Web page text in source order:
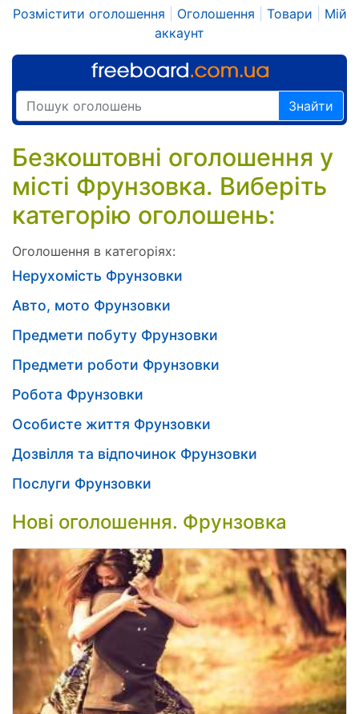
Розмістити оголошення Оголошення Товари
Мій
аккаунт
Знайти
Безкоштовні оголошення у
місті Фрунзовка. Виберіть
категорію оголошень:
Оголошення в категоріях:
Нерухомість Фрунзовки
Авто, мото Фрунзовки
Предмети побуту Фрунзовки
Предмети роботи Фрунзовки
Робота Фрунзовки
Особисте життя Фрунзовки
Дозвілля та відпочинок Фрунзовки
Послуги Фрунзовки
Нові оголошення. Фрунзовка